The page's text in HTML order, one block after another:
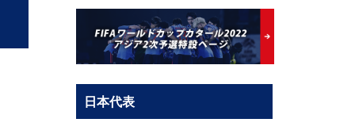
日本代表